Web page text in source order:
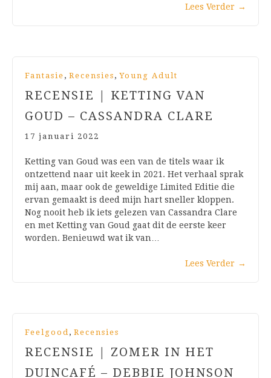
Lees Verder →
Fantasie , Recensies , Young Adult
RECENSIE | KETTING VAN
GOUD – CASSANDRA CLARE
17 januari 2022
Ketting van Goud was een van de titels waar ik
ontzettend naar uit keek in 2021. Het verhaal sprak
mij aan, maar ook de geweldige Limited Editie die
ervan gemaakt is deed mijn hart sneller kloppen.
Nog nooit heb ik iets gelezen van Cassandra Clare
en met Ketting van Goud gaat dit de eerste keer
worden. Benieuwd wat ik van…
Lees Verder →
Feelgood, Recensies
RECENSIE | ZOMER IN HET
DUINCAFÉ – DEBBIE JOHNSON